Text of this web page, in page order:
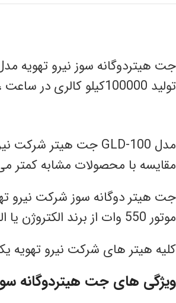
تولید 100000کیلو کالری در ساعت ،بهترین روش گرم کردن مرغداری ها ،دامداری ها،گلخانه ها و سالن های صنعتی و پروژه های ساختمانی می باشد.
مقایسه با محصولات مشابه کمتر
جت هیتر دوگانه سوز شرکت نیرو
موتور 550 وات از برند الکتروژن یا البرز استفاده شده است.همچنین پروانه استفاده شده در این مدل گالوانیزه می باشد.
کلیه هیتر های شرکت نیرو تهویه
ویژگی های جت هیتردوگانه